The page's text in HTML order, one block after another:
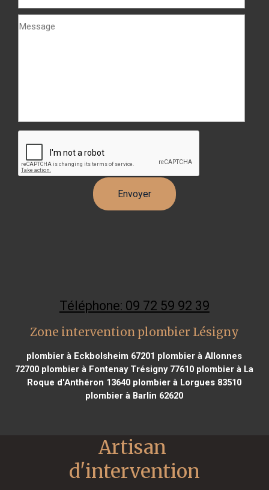
Téléphone: 09 72 59 92 39
Zone intervention plombier Lésigny
plombier à Eckbolsheim 67201 plombier à Allonnes
72700 plombier à Fontenay Trésigny 77610 plombier à La
Roque d'Anthéron 13640 plombier à Lorgues 83510
plombier à Barlin 62620
Artisan
d'intervention